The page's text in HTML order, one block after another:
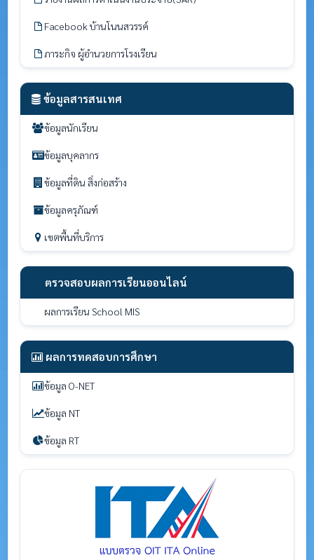
Facebook บ้านโนนสวรรค์
ภาระกิจ ผู้อำนวยการโรงเรียน
ข้อมูลสารสนเทศ
ข้อมูลนักเรียน
ข้อมูลบุคลากร
ข้อมูลที่ดิน สิ่งก่อสร้าง
ข้อมูลครุภัณฑ์
เขตพื้นที่บริการ
ตรวจสอบผลการเรียนออนไลน์
ผลการเรียน School MIS
ผลการทดสอบการศึกษา
ข้อมูล O-NET
ข้อมูล NT
ข้อมูล RT